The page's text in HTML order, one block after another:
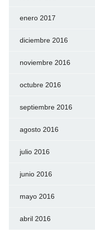
enero 2017
diciembre 2016
noviembre 2016
octubre 2016
septiembre 2016
agosto 2016
julio 2016
junio 2016
mayo 2016
abril 2016